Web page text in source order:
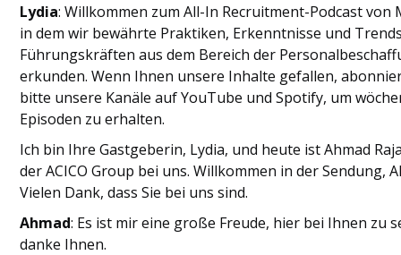
Lydia: Willkommen zum All-In Recruitment-Podcast von
in dem wir bewährte Praktiken, Erkenntnisse und
Führungskräften aus dem Bereich der
erkunden. Wenn Ihnen unsere Inhalte gefallen,
bitte unsere Kanäle auf YouTube und Spotify, um
Episoden zu erhalten.
Ich bin Ihre Gastgeberin, Lydia, und heute ist Ahmad
der ACICO Group bei uns. Willkommen in der Sendung,
Vielen Dank, dass Sie bei uns sind.
Ahmad: Es ist mir eine große Freude, hier bei Ihnen zu
danke Ihnen.